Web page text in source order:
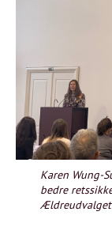
Karen Wung-
bedre
Ældreudvalget